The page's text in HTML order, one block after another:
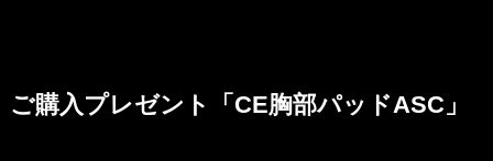
ご購入プレゼント「CE胸部パッドASC」